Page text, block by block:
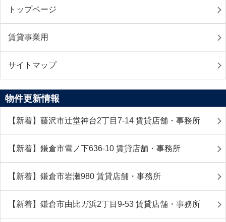
トップページ
賃貸事業用
サイトマップ
物件更新情報
【新着】藤沢市辻堂神台2丁目7-14 賃貸店舗・事務所
【新着】鎌倉市雪ノ下636-10 賃貸店舗・事務所
【新着】鎌倉市岩瀬980 賃貸店舗・事務所
【新着】鎌倉市由比ガ浜2丁目9-53 賃貸店舗・事務所